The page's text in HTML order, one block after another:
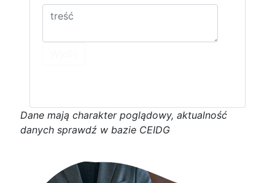
Dane mają charakter poglądowy, aktualność
danych sprawdź w bazie CEIDG